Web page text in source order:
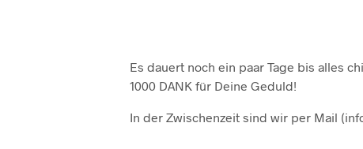
Es dauert noch ein paar Tage bis alles
1000 DANK für Deine Geduld!
In der Zwischenzeit sind wir per Mail